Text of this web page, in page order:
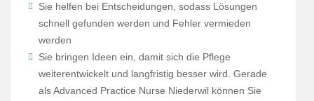
Sie helfen bei Entscheidungen, sodass Lösungen
schnell gefunden werden und Fehler vermieden
werden
Sie bringen Ideen ein, damit sich die Pflege
weiterentwickelt und langfristig besser wird. Gerade
als Advanced Practice Nurse Niederwil können Sie